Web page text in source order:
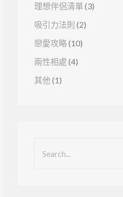
理想伴侶清單 (3)
吸引力法則 (2)
戀愛攻略(10)
兩性相處 (4)
其他 (1)